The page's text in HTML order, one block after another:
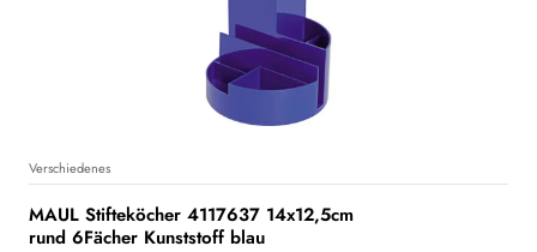
Verschiedenes
MAUL Stifteköcher 4117637 14x12,5cm
rund 6Fächer Kunststoff blau